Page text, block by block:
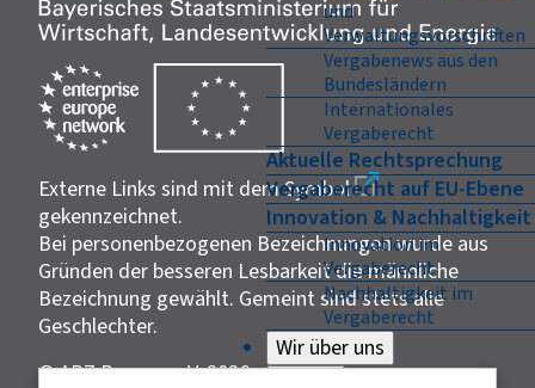
und
Verwaltungsvorschriften
Vergabenews aus den
Bundesländern
Internationales
Vergaberecht
Aktuelle Rechtsprechung
Vergaberecht auf EU-Ebene
Innovation & Nachhaltigkeit
Innovation im
Vergaberecht
Nachhaltigkeit im
Vergaberecht
Wir über uns
Externe Links sind mit dem Symbol
gekennzeichnet.
Bei personenbezogenen Bezeichnungen wurde aus
Gründen der besseren Lesbarkeit die männliche
Bezeichnung gewählt. Gemeint sind stets alle
Geschlechter.
© ABZ Bayern e. V. 2026